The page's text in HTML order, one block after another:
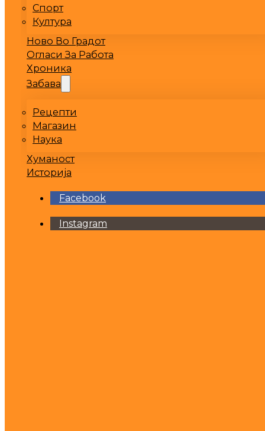
Спорт
Култура
Ново Во Градот
Огласи За Работа
Хроника
Забава
Рецепти
Магазин
Наука
Хуманост
Историја
Facebook
Instagram